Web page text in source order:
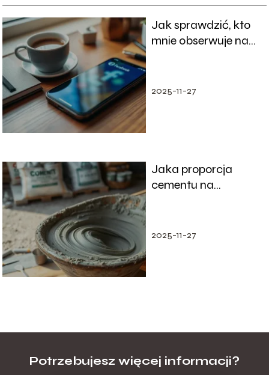
Jak sprawdzić, kto
mnie obserwuje na
2025-11-27
Jaka proporcja
cementu na
przewodnik
2025-11-27
Potrzebujesz więcej informacji?